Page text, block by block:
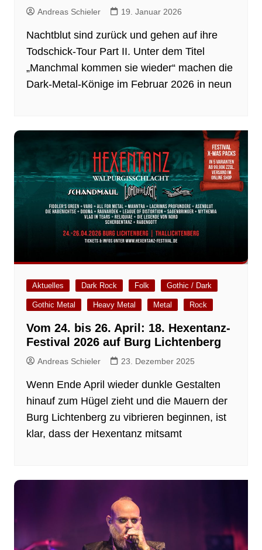
Andreas Schieler 19. Januar 2026
Nachtblut sind zurück und gehen auf ihre
Todschick-Tour Part II. Unter dem Titel
„Manchmal kommen sie wieder“ machen die
Dark-Metal-Könige im Februar 2026 in neun
Aktuelles Dark Rock Folk Gothic / Dark
Gothic Metal Heavy Metal Metal Rock
Vom 24. bis 26. April: 18. Hexentanz-
Festival 2026 auf Burg Lichtenberg
Andreas Schieler 23. Dezember 2025
Wenn Ende April wieder dunkle Gestalten
hinauf zum Hügel zieht und die Mauern der
Burg Lichtenberg zu vibrieren beginnen, ist
klar, dass der Hexentanz mitsamt